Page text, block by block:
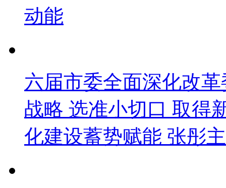
动能
六届市委全面深化改
战略 选准小切口 取得
化建设蓄势赋能 张彤